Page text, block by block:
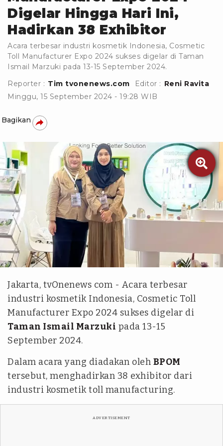
Digelar Hingga Hari Ini,
Hadirkan 38 Exhibitor
Acara terbesar industri kosmetik Indonesia, Cosmetic
Toll Manufacturer Expo 2024 sukses digelar di Taman
Ismail Marzuki pada 13-15 September 2024.
Reporter : Tim tvonenews.com Editor : Reni Ravita
Minggu, 15 September 2024 - 19:28 WIB
Bagikan

Tim tvOnenews
Jakarta, tvOnenews com - Acara terbesar
industri kosmetik Indonesia, Cosmetic Toll
Manufacturer Expo 2024 sukses digelar di
Taman Ismail Marzuki pada 13-15
September 2024.
Dalam acara yang diadakan oleh BPOM
tersebut, menghadirkan 38 exhibitor dari
industri kosmetik toll manufacturing.
ADVERTISEMENT